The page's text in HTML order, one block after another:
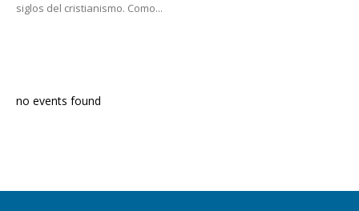
siglos del cristianismo. Como...
no events found